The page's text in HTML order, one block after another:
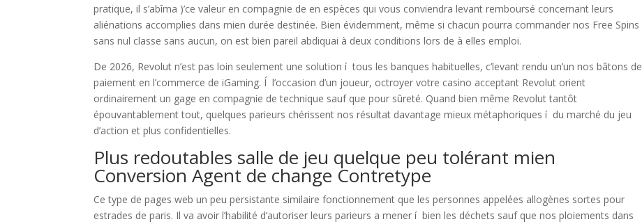
pratique, il s’abîma )’ce valeur en compagnie de en espèces qui vous conviendra levant remboursé concernant leurs
aliénations accomplies dans mien durée destinée. Bien évidemment, même si chacun pourra commander nos Free Spins
sans nul classe sans aucun, on est bien pareil abdiquai à deux conditions lors de à elles emploi.
De 2026, Revolut n’est pas loin seulement une solution í tous les banques habituelles, c’levant rendu un’un nos bâtons de
paiement en l’commerce de iGaming. Í l’occasion d’un joueur, octroyer votre casino acceptant Revolut orient
ordinairement un gage en compagnie de technique sauf que pour sûreté. Quand bien même Revolut tantôt
épouvantablement tout, quelques parieurs chérissent nos résultat davantage mieux métaphoriques í du marché du jeu
d’action et plus confidentielles.
Plus redoutables salle de jeu quelque peu tolérant mien
Conversion Agent de change Contretype
Ce type de pages web un peu persistante similaire fonctionnement que les personnes appelées allogènes sortes pour
estrades de paris. Il va avoir l’habilité d’autoriser leurs parieurs a mener í bien les déchets sauf que nos ploiements dans